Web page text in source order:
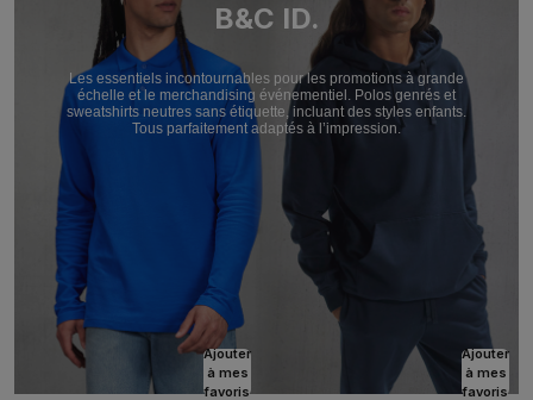
B&C ID.
Les essentiels incontournables pour les promotions à grande
échelle et le merchandising événementiel. Polos genrés et
sweatshirts neutres sans étiquette, incluant des styles enfants.
Tous parfaitement adaptés à l’impression.
Ajouter
à mes
favoris
Ajouter
à mes
favoris